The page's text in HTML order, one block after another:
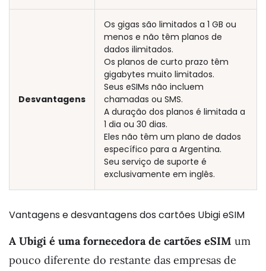
Desvantagens
Os gigas são limitados a 1 GB ou
menos e não têm planos de
dados ilimitados.
Os planos de curto prazo têm
gigabytes muito limitados.
Seus eSIMs não incluem
chamadas ou SMS.
A duração dos planos é limitada a
1 dia ou 30 dias.
Eles não têm um plano de dados
específico para a Argentina.
Seu serviço de suporte é
exclusivamente em inglês.
Vantagens e desvantagens dos cartões Ubigi eSIM
A Ubigi é uma fornecedora de cartões eSIM um
pouco diferente do restante das empresas de